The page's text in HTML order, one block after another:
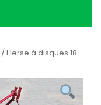
/ Herse à disques 18